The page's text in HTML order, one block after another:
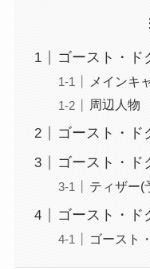
ゴースト・ド
メインキ
周辺人物
ゴースト・ド
ゴースト・ド
ティザー(
ゴースト・ド
ゴースト